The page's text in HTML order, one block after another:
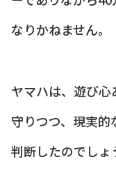
なりかねません。
ヤマハは、遊び心
守りつつ、現実
判断したのでしょ